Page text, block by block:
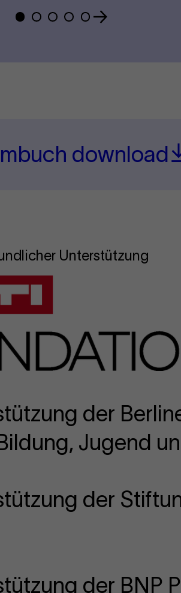
Zeige
Zeige
Zeige
Zeige
Zeige
download
Unterstützung
der
Jugend
der
der BNP